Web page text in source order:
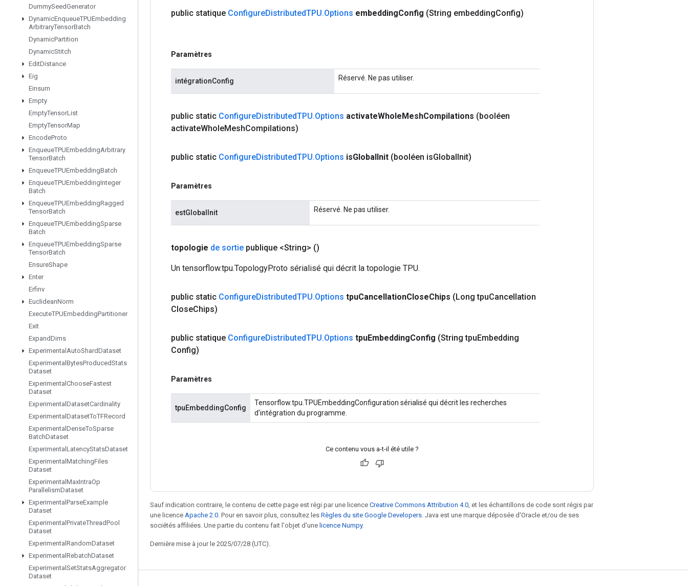
DummySeedGenerator
DynamicEnqueueTPUEmbedding
ArbitraryTensorBatch
DynamicPartition
DynamicStitch
EditDistance
Eig
Einsum
Empty
EmptyTensorList
EmptyTensorMap
EncodeProto
EnqueueTPUEmbeddingArbitrary
TensorBatch
EnqueueTPUEmbeddingBatch
EnqueueTPUEmbeddingInteger
Batch
EnqueueTPUEmbeddingRagged
TensorBatch
EnqueueTPUEmbeddingSparse
Batch
EnqueueTPUEmbeddingSparse
TensorBatch
EnsureShape
Enter
Erfinv
EuclideanNorm
ExecuteTPUEmbeddingPartitioner
Exit
ExpandDims
Experimental AutoShardDataset
Experimental BytesProducedStats
Dataset
Experimental ChooseFastest
Dataset
Experimental DatasetCardinality
Experimental DatasetToTFRecord
Experimental DenseToSparse
BatchDataset
Experimental LatencyStatsDataset
Experimental MatchingFiles
Dataset
Experimental MaxIntraOp
ParallelismDataset
Experimental ParseExample
Dataset
Experimental PrivateThreadPool
Dataset
Experimental RandomDataset
Experimental RebatchDataset
Experimental SetStatsAggregator
Dataset
public statique ConfigureDistributedTPU.Options embeddingConfig (String embeddingConfig)
Paramètres
intégrationConfig Réservé. Ne pas utiliser.
public static ConfigureDistributedTPU.Options activateWholeMeshCompilations (booléen
activateWholeMeshCompilations)
public static ConfigureDistributedTPU.Options isGlobalInit (booléen isGlobalInit)
Paramètres
estGlobalInit Réservé. Ne pas utiliser.
topologie de sortie publique <String> ()
Un tensorflow.tpu.TopologyProto sérialisé qui décrit la topologie TPU.
public static ConfigureDistributedTPU.Options tpuCancellationCloseChips (Long tpuCancellation
CloseChips)
public statique ConfigureDistributedTPU.Options tpuEmbeddingConfig (String tpuEmbedding
Config)
Paramètres
tpuEmbeddingConfig
Tensorflow.tpu.TPUEmbeddingConfiguration sérialisé qui décrit les recherches
d'intégration du programme.
Ce contenu vous a-t-il été utile ?
Sauf indication contraire, le contenu de cette page est régi par une licence Creative Commons Attribution 4.0 , et les échantillons de code sont régis par
une licence Apache 2.0 . Pour en savoir plus, consultez les Règles du site Google Developers . Java est une marque déposée d'Oracle et/ou de ses
sociétés affiliées. Une partie du contenu fait l'objet d'une licence Numpy.
Dernière mise à jour le 2025/07/28 (UTC).